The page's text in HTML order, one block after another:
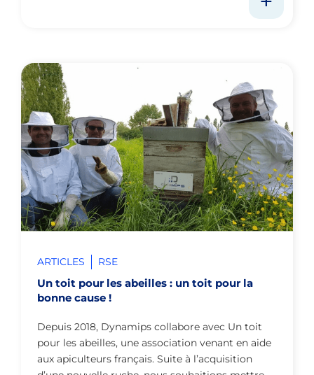
ARTICLES RSE
Un toit pour les abeilles : un toit pour la
bonne cause !
Depuis 2018, Dynamips collabore avec Un toit
pour les abeilles, une association venant en aide
aux apiculteurs français. Suite à l’acquisition